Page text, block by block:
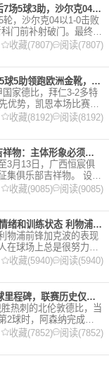
2冲击德甲！40岁哲科加盟后7场5球3助，沙尔克04继续领跑德乙！
，沙尔克04以1-0击败
门前补射破门。最终凭
到3分，继续领跑德
收藏(7807) 阅读(7807)
2国家德比双响！凯恩37场45球5助领跑欧洲金靴，32岁保持赛季全勤
家德比，拜仁3-2多特
优势，凯恩本场比赛上
然保持着超高的效率，
37场比赛，狂轰45
收藏(8192) 阅读(8192)
2广西恒宸公开征集俱乐部吉祥物：主体形象必须为龙
3月13日，广西恒宸俱
集俱乐部吉祥物。 设计
龙，是中华民族的精神
收藏(9085) 阅读(9085)
2加克波：7场球荒不会影响情绪和训练状态 利物浦如今已不容有失
物浦前锋加克波的表现
在球场上总是很努力。
论了诸多话题。 关于球
一个很好的问题。这个
收藏(5940) 阅读(5940)
2阿森纳达成英超客场1000球里程碑，联赛历史仅次于曼联的1063球
热刺的北伦敦德比，当
2球时，阿森纳完成了
英超历史第2支在客场
联的1063球。阿森纳
收藏(7852) 阅读(7852)